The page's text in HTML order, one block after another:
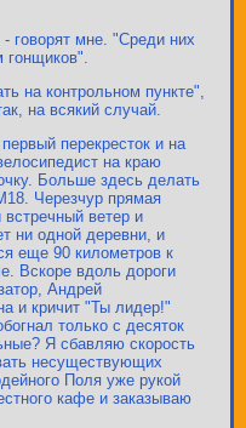
говорят мне. "Среди них
на контрольном пункте",
на всякий случай.
перекресток и на
на краю
Больше здесь делать
Черезчур прямая
встречный ветер и
ни одной деревни, и
еще 90 километров к
Вскоре вдоль дороги
Андрей
и кричит "Ты лидер!"
только с десяток
Я сбавляю скорость
несуществующих
Поля уже рукой
кафе и заказываю